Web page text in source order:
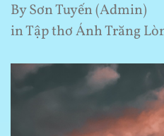
BySơn Tuyến (Admin)
inTập thơ Ánh Trăng